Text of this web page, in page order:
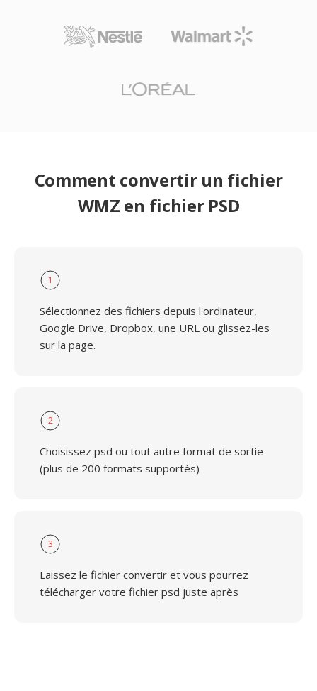
Comment convertir un fichier
WMZ en fichier PSD
1
Sélectionnez des fichiers depuis l'ordinateur,
Google Drive, Dropbox, une URL ou glissez-les
sur la page.
2
Choisissez psd ou tout autre format de sortie
(plus de 200 formats supportés)
3
Laissez le fichier convertir et vous pourrez
télécharger votre fichier psd juste après